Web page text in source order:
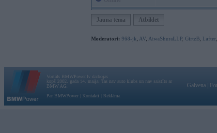
Jauna tēma Atbildēt
Moderatori: 968-jk AV AiwaShuraLLP, GirtzB Lafter
Vortāls BMWPower.lv darbojas
kopš 2002. gada 14. maija. Tas nav auto klubs un nav saistīts ar
BMW AG.
Par BMWPower
Kontakti Reklāma
Galvena